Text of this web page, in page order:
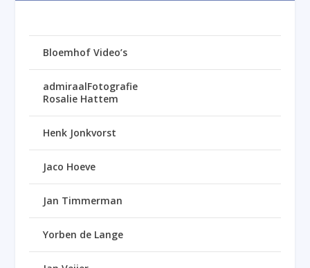
Bloemhof Video’s
admiraalFotografie
Rosalie Hattem
Henk Jonkvorst
Jaco Hoeve
Jan Timmerman
Yorben de Lange